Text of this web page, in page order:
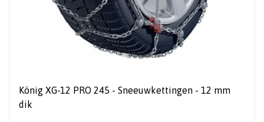
König XG-12 PRO 245 - Sneeuwkettingen - 12 mm
dik